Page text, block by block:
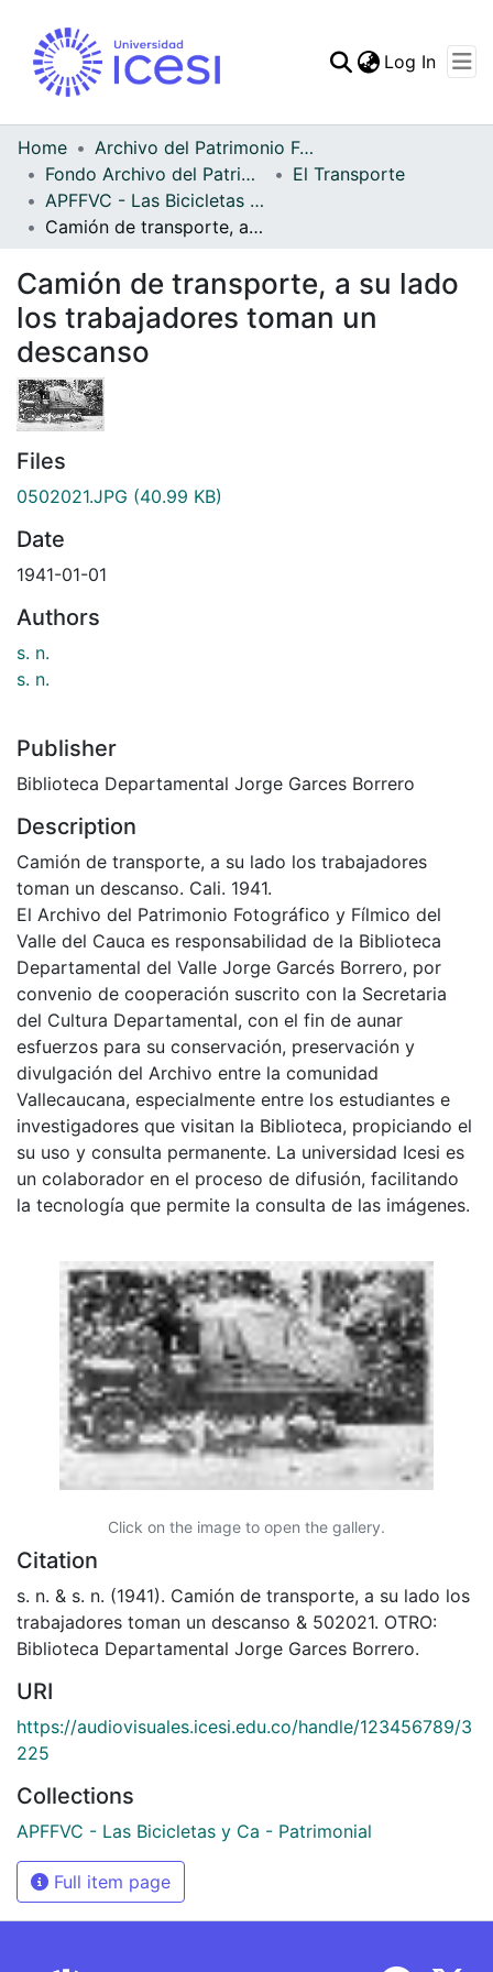
Statistics
Log In
Home
Archivo del Patrimonio Fotográfico y Fílmico del Valle del Cauca
Fondo Archivo del Patrimonio Fotográfico y Fílmico del Valle del Cauca
El Transporte
APFFVC - Las Bicicletas y Ca - Patrimonial
Camión de transporte, a su lado los trabajadores toman un descanso
Camión de transporte, a su lado
los trabajadores toman un
descanso
Files
0502021.JPG (40.99 KB)
Date
1941-01-01
Authors
s. n.
s. n.
Publisher
Biblioteca Departamental Jorge Garces Borrero
Description
Camión de transporte, a su lado los trabajadores
toman un descanso. Cali. 1941.
El Archivo del Patrimonio Fotográfico y Fílmico del
Valle del Cauca es responsabilidad de la Biblioteca
Departamental del Valle Jorge Garcés Borrero, por
convenio de cooperación suscrito con la Secretaria
del Cultura Departamental, con el fin de aunar
esfuerzos para su conservación, preservación y
divulgación del Archivo entre la comunidad
Vallecaucana, especialmente entre los estudiantes e
investigadores que visitan la Biblioteca, propiciando el
su uso y consulta permanente. La universidad Icesi es
un colaborador en el proceso de difusión, facilitando
la tecnología que permite la consulta de las imágenes.
Click on the image to open the gallery.
Citation
s. n. & s. n. (1941). Camión de transporte, a su lado los
trabajadores toman un descanso & 502021. OTRO:
Biblioteca Departamental Jorge Garces Borrero.
URI
https://audiovisuales.icesi.edu.co/handle/123456789/3
225
Collections
APFFVC - Las Bicicletas y Ca - Patrimonial
Full item page